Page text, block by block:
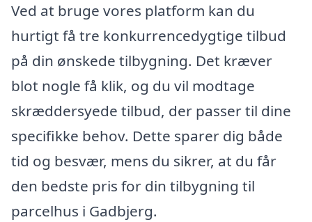
Ved at bruge vores platform kan du
hurtigt få tre konkurrencedygtige tilbud
på din ønskede tilbygning. Det kræver
blot nogle få klik, og du vil modtage
skræddersyede tilbud, der passer til dine
specifikke behov. Dette sparer dig både
tid og besvær, mens du sikrer, at du får
den bedste pris for din tilbygning til
parcelhus i Gadbjerg.